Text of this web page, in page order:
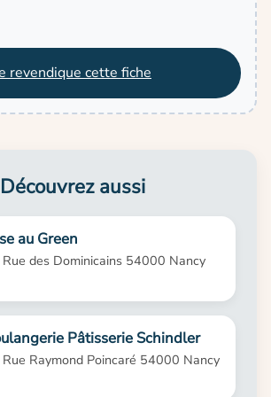
revendique cette fiche
Découvrez aussi
au Green
des Dominicains 54000 Nancy
Pâtisserie Schindler
Raymond Poincaré 54000 Nancy